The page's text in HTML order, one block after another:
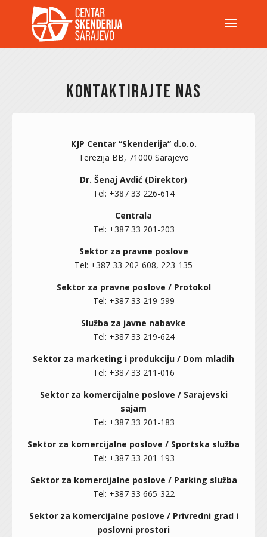
KONTAKTIRAJTE NAS
KJP Centar “Skenderija” d.o.o.
Terezija BB, 71000 Sarajevo
Dr. Šenaj Avdić (Direktor)
Tel: +387 33 226-614
Centrala
Tel: +387 33 201-203
Sektor za pravne poslove
Tel: +387 33 202-608, 223-135
Sektor za pravne poslove / Protokol
Tel: +387 33 219-599
Služba za javne nabavke
Tel: +387 33 219-624
Sektor za marketing i produkciju / Dom mladih
Tel: +387 33 211-016
Sektor za komercijalne poslove / Sarajevski
sajam
Tel: +387 33 201-183
Sektor za komercijalne poslove / Sportska služba
Tel: +387 33 201-193
Sektor za komercijalne poslove / Parking služba
Tel: +387 33 665-322
Sektor za komercijalne poslove / Privredni grad i
poslovni prostori